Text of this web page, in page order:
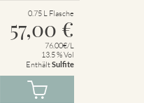
0.75 L Flasche
57,00 €
76.00€/L
13.5 % Vol
EnthältSulfite